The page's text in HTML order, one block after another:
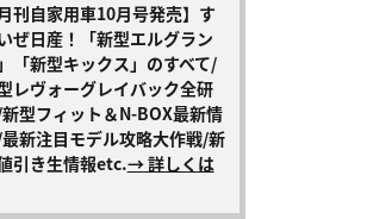
月刊自家用車10月号発売】す
ぜ日産！「新型エルグラン
「新型キックス」のすべて/
レヴォーグレイバック全研
型フィット＆N-BOX最新情
新注目モデル攻略大作戦/新
引き生情報etc.→ 詳しくは